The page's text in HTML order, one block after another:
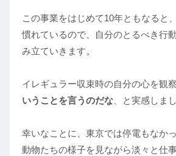
この事業をはじめて10年ともなると
慣れているので、自分のとるべき行
み立ていきます。
イレギュラー収束時の自分の心を観察
いうことを言うのだな 、と実感しま
幸いなことに、東京では停電もなか
動物たちの様子を見ながら淡々と仕